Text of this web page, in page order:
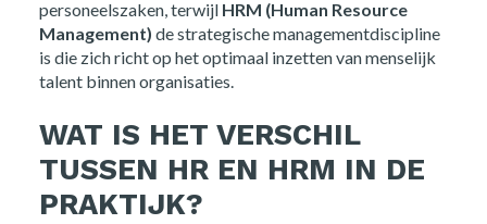
personeelszaken, terwijl HRM (Human Resource
Management) de strategische managementdiscipline
is die zich richt op het optimaal inzetten van menselijk
talent binnen organisaties.
WAT IS HET VERSCHIL
TUSSEN HR EN HRM IN DE
PRAKTIJK?